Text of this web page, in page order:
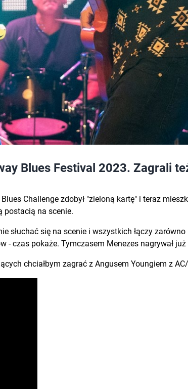
Blues Festival 2023. Zagrali
Challenge zdobył "zieloną kartę" i teraz
postacią na scenie.
słuchać się na scenie i wszystkich łączy
czas pokaże. Tymczasem Menezes nagrywał
chciałbym zagrać z Angusem Youngiem z